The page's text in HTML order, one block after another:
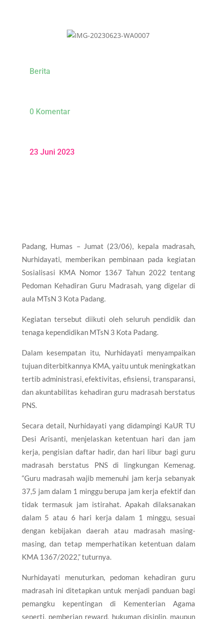
Berita
0 Komentar
23 Juni 2023
Padang, Humas – Jumat (23/06), kepala madrasah,
Nurhidayati, memberikan pembinaan pada kegiatan
Sosialisasi KMA Nomor 1367 Tahun 2022 tentang
Pedoman Kehadiran Guru Madrasah, yang digelar di
aula MTsN 3 Kota Padang.
Kegiatan tersebut diikuti oleh seluruh pendidik dan
tenaga kependidikan MTsN 3 Kota Padang.
Dalam kesempatan itu, Nurhidayati menyampaikan
tujuan diterbitkannya KMA, yaitu untuk meningkatkan
tertib administrasi, efektivitas, efisiensi, transparansi,
dan akuntabilitas kehadiran guru madrasah berstatus
PNS.
Secara detail, Nurhidayati yang didampingi KaUR TU
Desi Arisanti, menjelaskan ketentuan hari dan jam
kerja, pengisian daftar hadir, dan hari libur bagi guru
madrasah berstatus PNS di lingkungan Kemenag.
“Guru madrasah wajib memenuhi jam kerja sebanyak
37,5 jam dalam 1 minggu berupa jam kerja efektif dan
tidak termasuk jam istirahat. Apakah dilaksanakan
dalam 5 atau 6 hari kerja dalam 1 minggu, sesuai
dengan kebijakan daerah atau madrasah masing-
masing, dan tetap memperhatikan ketentuan dalam
KMA 1367/2022,” tuturnya.
Nurhidayati menuturkan, pedoman kehadiran guru
madrasah ini ditetapkan untuk menjadi panduan bagi
pemangku kepentingan di Kementerian Agama
seperti, pemberian reward, hukuman disiplin, maupun